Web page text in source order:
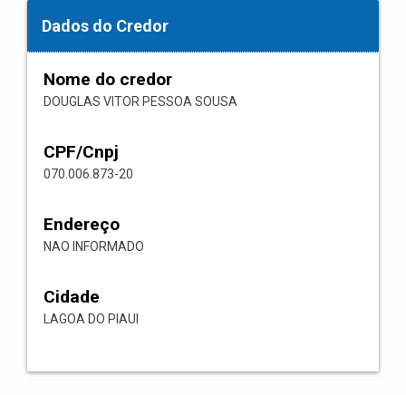
Dados do Credor
Nome do credor
DOUGLAS VITOR PESSOA SOUSA
CPF/Cnpj
070.006.873-20
Endereço
NAO INFORMADO
Cidade
LAGOA DO PIAUI